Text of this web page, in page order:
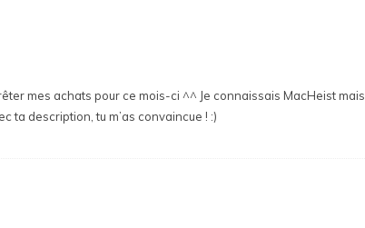
mes achats pour ce mois-ci ^^ Je connaissais MacHeist mais
ta description, tu m’as convaincue ! :)